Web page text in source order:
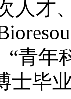
人才
“青
士毕